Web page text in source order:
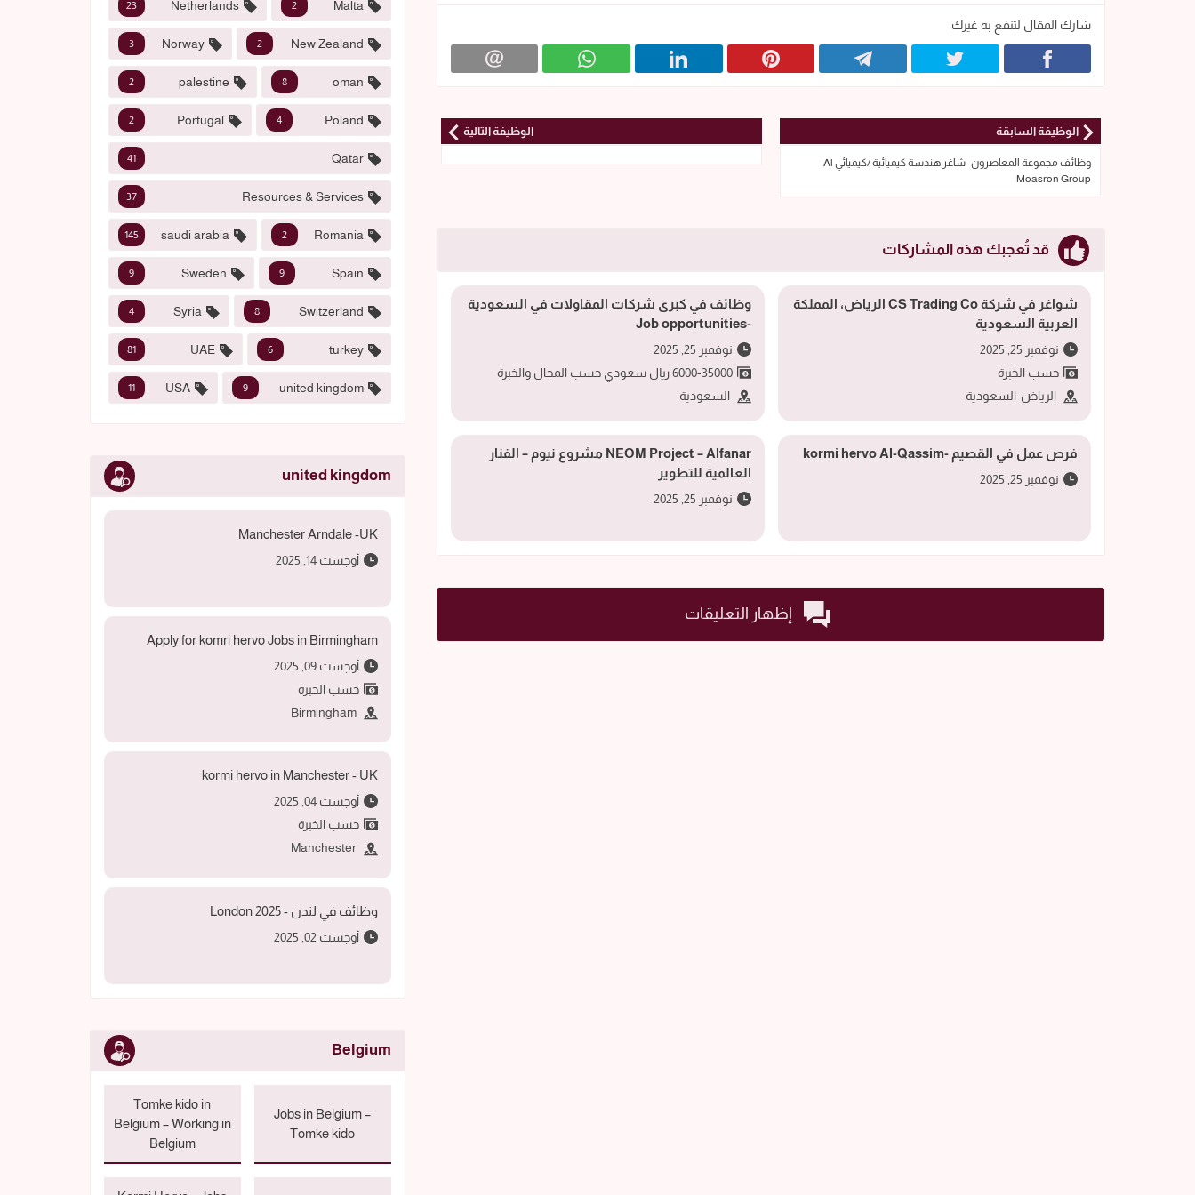
شارك المقال لتنفع به غيرك
الوظيفة التالية الوظيفة السابقة
وظائف مجموعة المعاصرون -شاغر هندسة كيميائية /كيميائي Al
Moasron Group
قد تُعجبك هذه المشاركات
شواغر في شركة CS Trading Co الرياض، المملكة
العربية السعودية
نوفمبر 25, 2025
حسب الخبرة
الرياض-السعودية
وظائف في كبرى شركات المقاولات في السعودية
-Job opportunities
نوفمبر 25, 2025
6000-35000 ريال سعودي حسب المجال والخبرة
السعودية
فرص عمل في القصيم -kormi hervo Al-Qassim
نوفمبر 25, 2025
NEOM Project – Alfanar مشروع نيوم – الفنار
العالمية للتطوير
نوفمبر 25, 2025
إظهار التعليقات
Malta
2
Netherlands
23
New Zealand
2
Norway
3
oman
8
palestine
2
Poland
4
Portugal
2
Qatar
41
Resources & Services
37
Romania
2
saudi arabia
145
Spain
9
Sweden
9
Switzerland
8
Syria
4
turkey
6
UAE
81
united kingdom
9
USA
11
united kingdom
Manchester Arndale -UK
أوجست 14, 2025
Apply for komri hervo Jobs in Birmingham
أوجست 09, 2025
حسب الخبرة
Birmingham
kormi hervo in Manchester - UK
أوجست 04, 2025
حسب الخبرة
Manchester
وظائف في لندن - 2025 London
أوجست 02, 2025
Belgium
Jobs in Belgium –
Tomke kido
Tomke kido in
Belgium – Working in
Belgium